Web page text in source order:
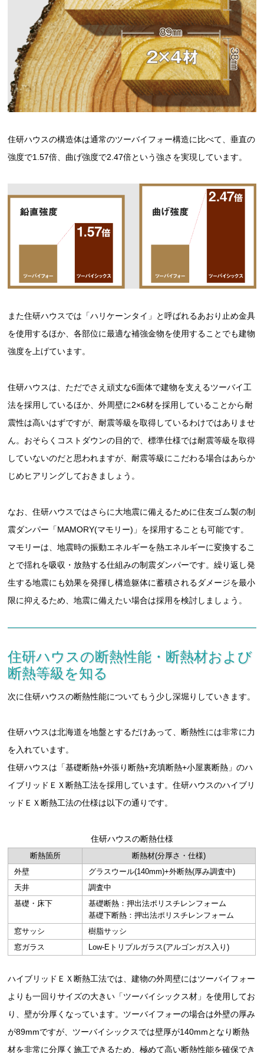
住研ハウスの構造体は通常のツーバイフォー構造に比べて、垂直の
強度で1.57倍、曲げ強度で2.47倍という強さを実現しています。
また住研ハウスでは「ハリケーンタイ」と呼ばれるあおり止め金具
を使用するほか、各部位に最適な補強金物を使用することでも建物
強度を上げています。
住研ハウスは、ただでさえ頑丈な6面体で建物を支えるツーバイ工
法を採用しているほか、外周壁に2×6材を採用していることから耐
震性は高いはずですが、耐震等級を取得しているわけではありませ
ん。おそらくコストダウンの目的で、標準仕様では耐震等級を取得
していないのだと思われますが、耐震等級にこだわる場合はあらか
じめヒアリングしておきましょう。
なお、住研ハウスではさらに大地震に備えるために住友ゴム製の制
震ダンパー「MAMORY(マモリー)」を採用することも可能です。
マモリーは、地震時の振動エネルギーを熱エネルギーに変換するこ
とで揺れを吸収・放熱する仕組みの制震ダンパーです。繰り返し発
生する地震にも効果を発揮し構造躯体に蓄積されるダメージを最小
限に抑えるため、地震に備えたい場合は採用を検討しましょう。
住研ハウスの断熱性能・断熱材および
断熱等級を知る
次に住研ハウスの断熱性能についてもう少し深堀りしていきます。
住研ハウスは北海道を地盤とするだけあって、断熱性には非常に力
を入れています。
住研ハウスは「基礎断熱+外張り断熱+充填断熱+小屋裏断熱」のハ
イブリッドＥＸ断熱工法を採用しています。住研ハウスのハイブリ
ッドＥＸ断熱工法の仕様は以下の通りです。
住研ハウスの断熱仕様
断熱箇所
断熱材(分厚さ・仕様)
外壁
グラスウール(140mm)+外断熱(厚み調査中)
天井
調査中
基礎・床下
基礎断熱：押出法ポリスチレンフォーム
基礎下断熱：押出法ポリスチレンフォーム
窓サッシ
樹脂サッシ
窓ガラス
Low-Eトリプルガラス(アルゴンガス入り)
ハイブリッドＥＸ断熱工法では、建物の外周壁にはツーバイフォー
よりも一回りサイズの大きい「ツーバイシックス材」を使用してお
り、壁が分厚くなっています。ツーバイフォーの場合は外壁の厚み
が89mmですが、ツーバイシックスでは壁厚が140mmとなり断熱
材を非常に分厚く施工できるため、極めて高い断熱性能を確保でき